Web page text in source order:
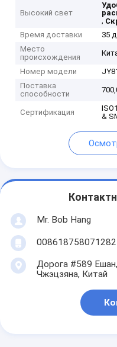
Высокий свет
,
Время доставки
35
Место
происхождения
Номер модели
Поставка
способности
Сертификация
&
Mr. Bob Hang
008618758071282
Дорога #589
Чжэцзяна, Китай